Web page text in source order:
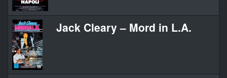
Jack Cleary – Mord in L.A.